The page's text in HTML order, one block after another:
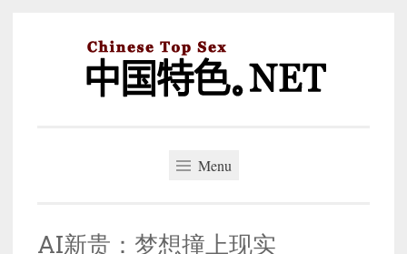
Menu
AI新贵：梦想撞上现实